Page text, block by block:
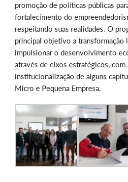
promoção de políticas públicas
fortalecimento do
respeitando suas realidades. O
principal objetivo a transformação
impulsionar o desenvolvimento
através de eixos estratégicos,
institucionalização de alguns
Micro e Pequena Empresa.